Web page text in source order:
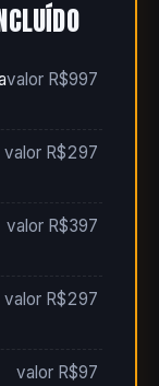
valor R$997
valor R$297
valor R$397
valor R$297
valor R$97